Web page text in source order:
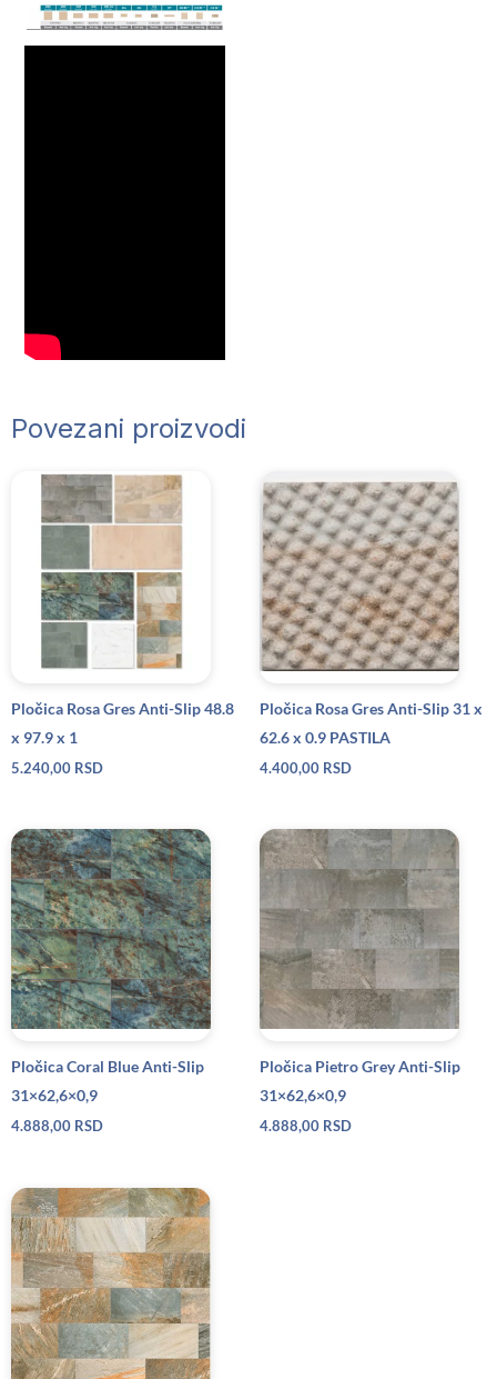
Povezani proizvodi
Pločica Rosa Gres Anti-Slip 48.8
x 97.9 x 1
5.240,00 RSD
Pločica Rosa Gres Anti-Slip 31 x
62.6 x 0.9 PASTILA
4.400,00 RSD
Pločica Coral Blue Anti-Slip
31×62,6×0,9
4.888,00 RSD
Pločica Pietro Grey Anti-Slip
31×62,6×0,9
4.888,00 RSD